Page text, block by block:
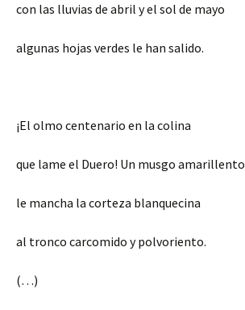
con las lluvias de abril y el sol de mayo
algunas hojas verdes le han salido.
¡El olmo centenario en la colina
que lame el Duero! Un musgo amarillento
le mancha la corteza blanquecina
al tronco carcomido y polvoriento.
(…)